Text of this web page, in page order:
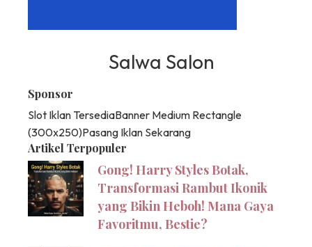
Salwa Salon
Sponsor
Slot Iklan TersediaBanner Medium Rectangle
(300x250)Pasang Iklan Sekarang
Artikel Terpopuler
Gong! Harry Styles Botak,
Transformasi Rambut Ikonik
yang Bikin Heboh! Mana Gaya
Favoritmu, Bestie?